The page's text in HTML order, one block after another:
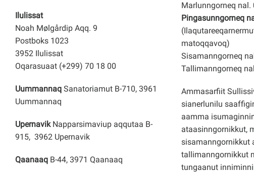
Ilulissat
Noah Mølgårdip Aqq. 9
Postboks 1023
3952 Ilulissat
Oqarasuaat (+299) 70 18 00
Uummannaq Sanatoriamut B-710, 3961
Uummannaq
Upernavik Napparsimaviup aqqutaa B-
915, 3962 Upernavik
Qaanaaq B-44, 3971 Qaanaaq
Marlunngorneq nal.
Pingasunngorneq
matoqqavoq)
Sisamanngorneq
Tallimanngorneq
Ammasarfiit
sianerlunilu
aamma
ataasinngornikkut,
sisamanngornikkut
tallimanngornikkut
tungaanut